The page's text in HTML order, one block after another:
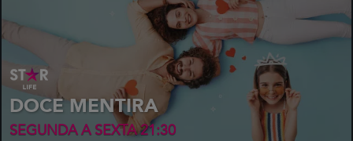
DOCE MENTIRA
SEGUNDA A SEXTA 21:30